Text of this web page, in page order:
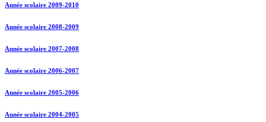
Année scolaire 2009-2010
Année scolaire 2008-2009
Année scolaire 2007-2008
Année scolaire 2006-2007
Année scolaire 2005-2006
Année scolaire 2004-2005